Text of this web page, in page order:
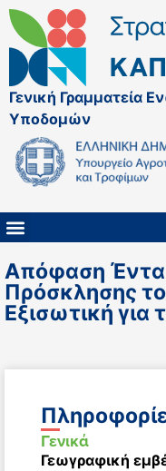
Γενική Γραμματεία
Υποδομών
Απόφαση
Πρόσκλησης
Εξισωτική για
Γενικά
Γεωγραφική